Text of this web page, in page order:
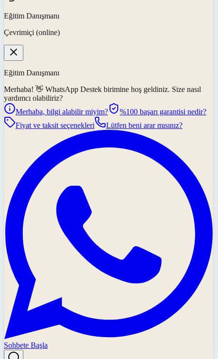
Eğitim Danışmanı
Çevrimiçi (online)
Eğitim Danışmanı
Merhaba! 👋 WhatsApp Destek birimine hoş geldiniz. Size nasıl
yardımcı olabiliriz?
Merhaba, bilgi alabilir miyim?
%100 başarı garantisi nedir?
Fiyat ve taksit seçenekleri
Lütfen beni arar mısınız?
Sohbete Başla